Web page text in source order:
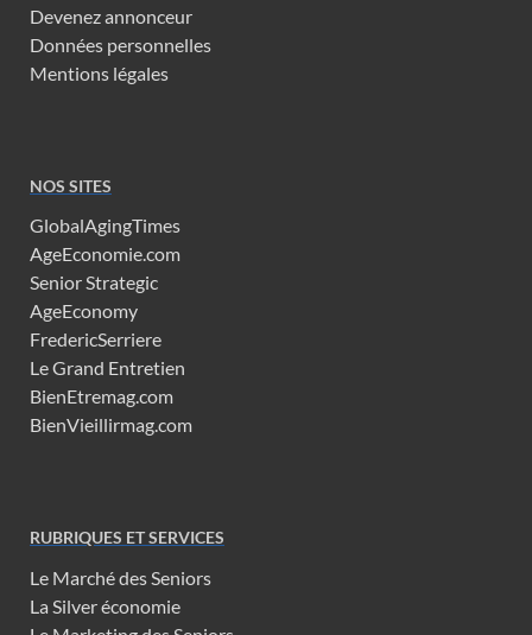
Devenez annonceur
Données personnelles
Mentions légales
NOS SITES
GlobalAgingTimes
AgeEconomie.com
Senior Strategic
AgeEconomy
FredericSerriere
Le Grand Entretien
BienEtremag.com
BienVieillirmag.com
RUBRIQUES ET SERVICES
Le Marché des Seniors
La Silver économie